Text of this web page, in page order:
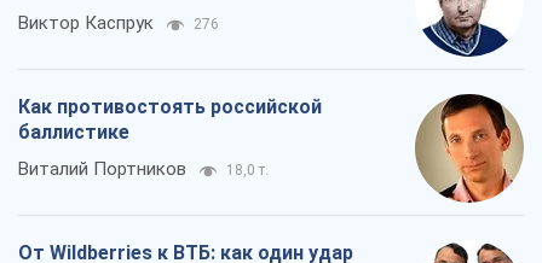
Виктор Каспрук 276
Как противостоять российской
баллистике
Виталий Портников 18,0 т.
От Wildberries к ВТБ: как один удар